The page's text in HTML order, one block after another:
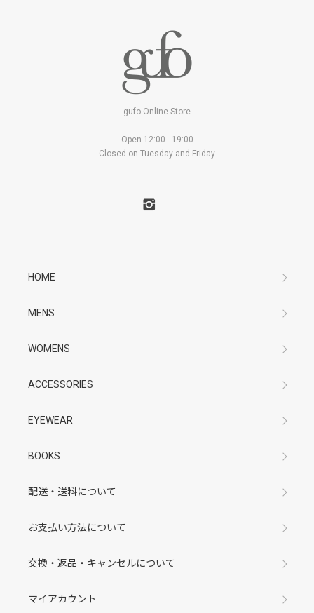
gufo Online Store
Open 12:00 - 19:00
Closed on Tuesday and Friday
HOME
MENS
WOMENS
ACCESSORIES
EYEWEAR
BOOKS
配送・送料について
お支払い方法について
交換・返品・キャンセルについて
マイアカウント